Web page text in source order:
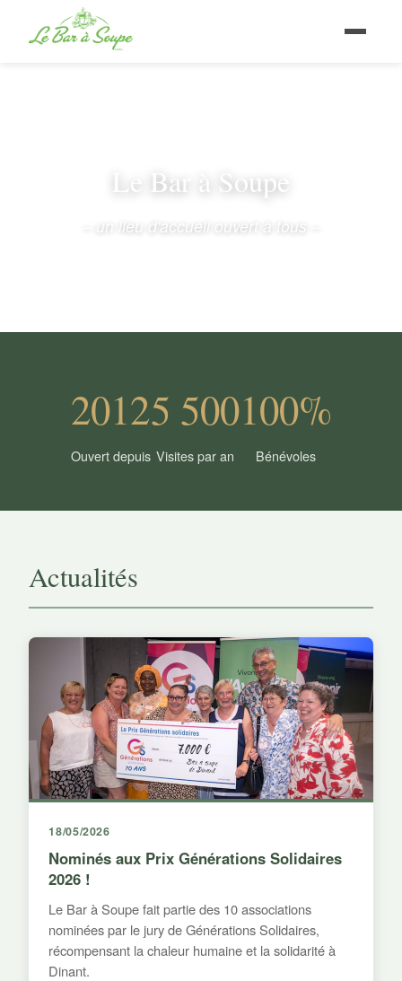
Le Bar à Soupe
– un lieu d'accueil ouvert à tous –
2012
Ouvert depuis
5 500
Visites par an
100%
Bénévoles
Actualités
18/05/2026
Nominés aux Prix Générations Solidaires
2026 !
Le Bar à Soupe fait partie des 10 associations
nominées par le jury de Générations Solidaires,
récompensant la chaleur humaine et la solidarité à
Dinant.